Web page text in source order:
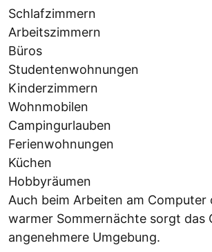
Schlafzimmern
Arbeitszimmern
Büros
Studentenwohnungen
Kinderzimmern
Wohnmobilen
Campingurlauben
Ferienwohnungen
Küchen
Hobbyräumen
Auch beim Arbeiten am Computer
warmer Sommernächte sorgt das
angenehmere Umgebung.